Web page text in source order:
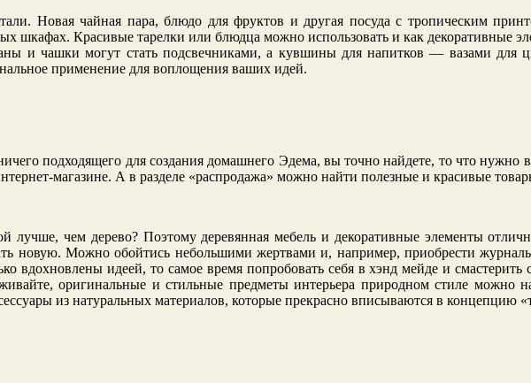
Новая чайная пара, блюдо для фруктов и другая посуда с тропическим
шкафах. Красивые тарелки или блюдца можно использовать и как декоративные
и чашки могут стать подсвечниками, а кувшины для напитков — вазами для
применение для воплощения ваших идей.
подходящего для создания домашнего Эдема, вы точно найдете, то что нужно в
магазине. А в разделе «распродажа» можно найти полезные и красивые
лучше, чем дерево? Поэтому деревянная мебель и декоративные элементы
новую. Можно обойтись небольшими жертвами и, например, приобрести
вдохновлены идеей, то самое время попробовать себя в хэнд мейде и
оригинальные и стильные предметы интерьера природном стиле
из натуральных материалов, которые прекрасно вписываются в концепцию